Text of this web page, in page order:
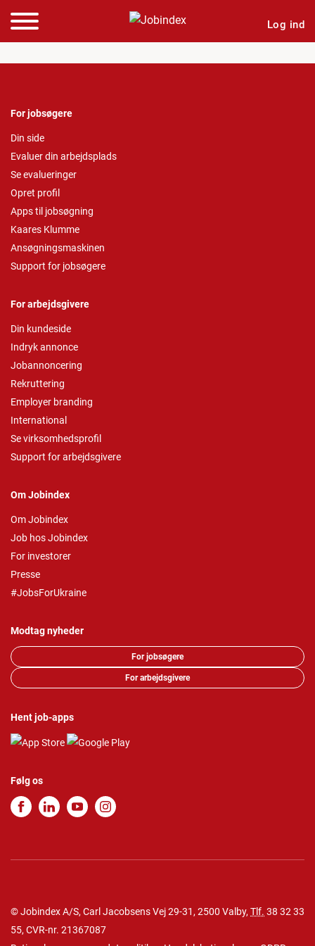
Log ind
For jobsøgere
Din side
Evaluer din arbejdsplads
Se evalueringer
Opret profil
Apps til jobsøgning
Kaares Klumme
Ansøgningsmaskinen
Support for jobsøgere
For arbejdsgivere
Din kundeside
Indryk annonce
Jobannoncering
Rekruttering
Employer branding
International
Se virksomhedsprofil
Support for arbejdsgivere
Om Jobindex
Om Jobindex
Job hos Jobindex
For investorer
Presse
#JobsForUkraine
Modtag nyheder
For jobsøgere
For arbejdsgivere
Hent job-apps
Følg os
© Jobindex A/S, Carl Jacobsens Vej 29-31, 2500 Valby, Tlf. 38 32 33
55, CVR-nr. 21367087